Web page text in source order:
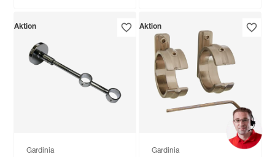
Aktion
Gardinia
Aktion
Gardinia